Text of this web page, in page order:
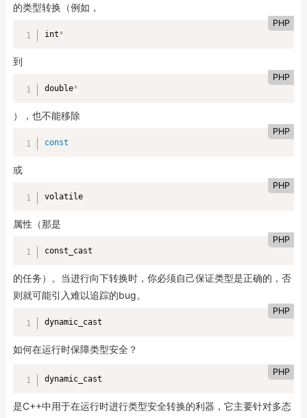
的类型转换（例如，
PHP
int*
到
PHP
double*
），也不能移除
PHP
const
或
PHP
volatile
属性（那是
PHP
const_cast
的任务）。当进行向下转换时，你必须自己保证类型是正确的，否
则就可能引入难以追踪的bug。
PHP
dynamic_cast
如何在运行时保障类型安全？
PHP
dynamic_cast
是C++中用于在运行时进行类型安全转换的利器，它主要针对多态